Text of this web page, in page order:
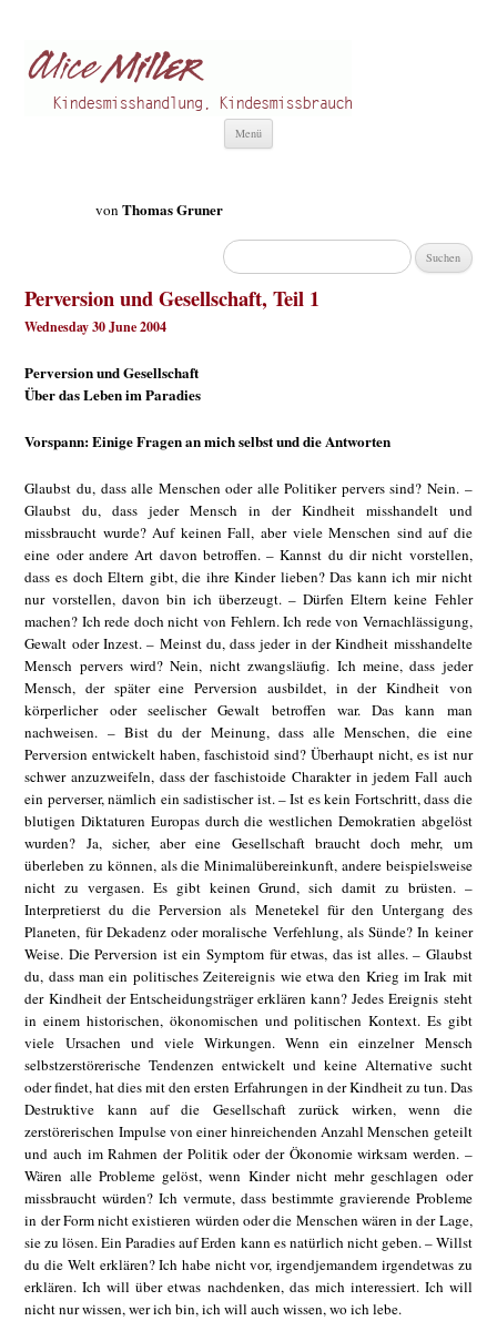
Menü
Suchen
nach:
von Thomas Gruner
Perversion und Gesellschaft, Teil 1
Wednesday 30 June 2004
Perversion und Gesellschaft
Über das Leben im Paradies
Vorspann: Einige Fragen an mich selbst und die Antworten
Glaubst du, dass alle Menschen oder alle Politiker pervers sind? Nein. –
Glaubst du, dass jeder Mensch in der Kindheit misshandelt und
missbraucht wurde? Auf keinen Fall, aber viele Menschen sind auf die
eine oder andere Art davon betroffen. – Kannst du dir nicht vorstellen,
dass es doch Eltern gibt, die ihre Kinder lieben? Das kann ich mir nicht
nur vorstellen, davon bin ich überzeugt. – Dürfen Eltern keine Fehler
machen? Ich rede doch nicht von Fehlern. Ich rede von Vernachlässigung,
Gewalt oder Inzest. – Meinst du, dass jeder in der Kindheit misshandelte
Mensch pervers wird? Nein, nicht zwangsläufig. Ich meine, dass jeder
Mensch, der später eine Perversion ausbildet, in der Kindheit von
körperlicher oder seelischer Gewalt betroffen war. Das kann man
nachweisen. – Bist du der Meinung, dass alle Menschen, die eine
Perversion entwickelt haben, faschistoid sind? Überhaupt nicht, es ist nur
schwer anzuzweifeln, dass der faschistoide Charakter in jedem Fall auch
ein perverser, nämlich ein sadistischer ist. – Ist es kein Fortschritt, dass die
blutigen Diktaturen Europas durch die westlichen Demokratien abgelöst
wurden? Ja, sicher, aber eine Gesellschaft braucht doch mehr, um
überleben zu können, als die Minimalübereinkunft, andere beispielsweise
nicht zu vergasen. Es gibt keinen Grund, sich damit zu brüsten. –
Interpretierst du die Perversion als Menetekel für den Untergang des
Planeten, für Dekadenz oder moralische Verfehlung, als Sünde? In keiner
Weise. Die Perversion ist ein Symptom für etwas, das ist alles. – Glaubst
du, dass man ein politisches Zeitereignis wie etwa den Krieg im Irak mit
der Kindheit der Entscheidungsträger erklären kann? Jedes Ereignis steht
in einem historischen, ökonomischen und politischen Kontext. Es gibt
viele Ursachen und viele Wirkungen. Wenn ein einzelner Mensch
selbstzerstörerische Tendenzen entwickelt und keine Alternative sucht
oder findet, hat dies mit den ersten Erfahrungen in der Kindheit zu tun. Das
Destruktive kann auf die Gesellschaft zurück wirken, wenn die
zerstörerischen Impulse von einer hinreichenden Anzahl Menschen geteilt
und auch im Rahmen der Politik oder der Ökonomie wirksam werden. –
Wären alle Probleme gelöst, wenn Kinder nicht mehr geschlagen oder
missbraucht würden? Ich vermute, dass bestimmte gravierende Probleme
in der Form nicht existieren würden oder die Menschen wären in der Lage,
sie zu lösen. Ein Paradies auf Erden kann es natürlich nicht geben. – Willst
du die Welt erklären? Ich habe nicht vor, irgendjemandem irgendetwas zu
erklären. Ich will über etwas nachdenken, das mich interessiert. Ich will
nicht nur wissen, wer ich bin, ich will auch wissen, wo ich lebe.